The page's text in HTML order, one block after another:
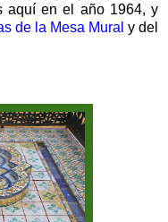
aquí en el año 1964, y
de la Mesa Mural y del